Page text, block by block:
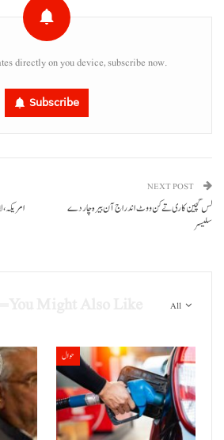
directly on you device, subscribe now.
Subscribe
NEXT POST
لس گچین کاری تے کن ووٹ اندراج آن بیرہ چار دے
سلیسر
All
حوال